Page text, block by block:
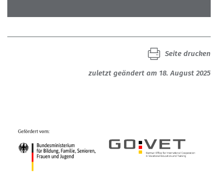
zuletzt geändert am 18. August 2025
Seite drucken